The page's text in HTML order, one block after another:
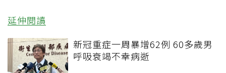
延伸閱讀
新冠重症一周暴增62例 60多歲男
呼吸衰竭不幸病逝